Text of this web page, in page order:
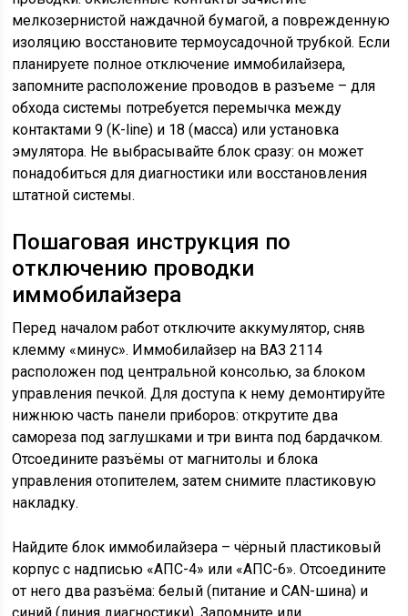
мелкозернистой наждачной бумагой, а поврежденную
изоляцию восстановите термоусадочной трубкой. Если
планируете полное отключение иммобилайзера,
запомните расположение проводов в разъеме – для
обхода системы потребуется перемычка между
контактами 9 (K-line) и 18 (масса) или установка
эмулятора. Не выбрасывайте блок сразу: он может
понадобиться для диагностики или восстановления
штатной системы.
Пошаговая инструкция по
отключению проводки
иммобилайзера
Перед началом работ отключите аккумулятор, сняв
клемму «минус». Иммобилайзер на ВАЗ 2114
расположен под центральной консолью, за блоком
управления печкой. Для доступа к нему демонтируйте
нижнюю часть панели приборов: открутите два
самореза под заглушками и три винта под бардачком.
Отсоедините разъёмы от магнитолы и блока
управления отопителем, затем снимите пластиковую
накладку.
Найдите блок иммобилайзера – чёрный пластиковый
корпус с надписью «АПС-4» или «АПС-6». Отсоедините
от него два разъёма: белый (питание и CAN-шина) и